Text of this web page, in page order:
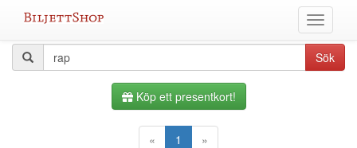
Växla
meny
Alla
evenemang
Sök
Köp ett presentkort!
« 1 »